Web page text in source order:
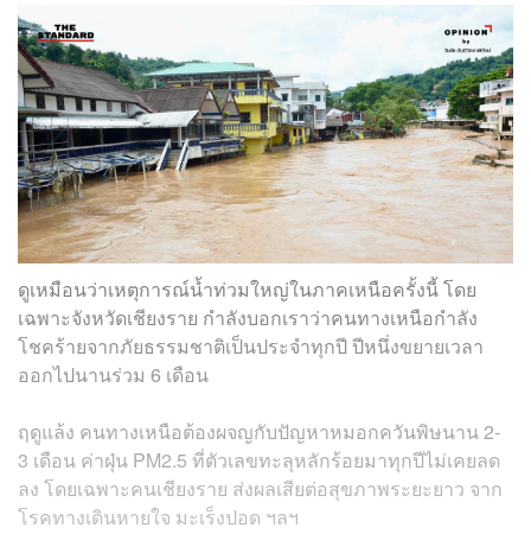
ดูเหมือนว่าเหตุการณ์น้ำท่วมใหญ่ในภาคเหนือครั้งนี้ โดย
เฉพาะจังหวัดเชียงราย กำลังบอกเราว่าคนทางเหนือกำลัง
โชคร้ายจากภัยธรรมชาติเป็นประจำทุกปี ปีหนึ่งขยายเวลา
ออกไปนานร่วม 6 เดือน
ฤดูแล้ง คนทางเหนือต้องผจญกับปัญหาหมอกควันพิษนาน 2-
3 เดือน ค่าฝุ่น PM2.5 ที่ตัวเลขทะลุหลักร้อยมาทุกปีไม่เคยลด
ลง โดยเฉพาะคนเชียงราย ส่งผลเสียต่อสุขภาพระยะยาว จาก
โรคทางเดินหายใจ มะเร็งปอด ฯลฯ